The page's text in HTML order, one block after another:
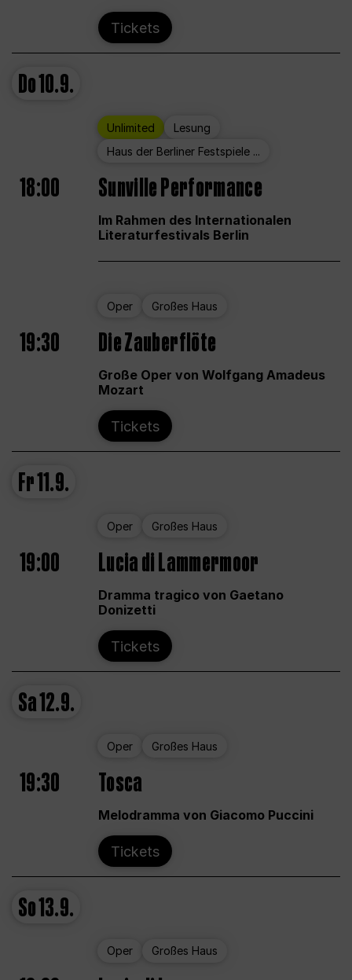
Tickets
Do10.9.
Unlimited
Lesung
Haus der Berliner Festspiele ...
18:00 Sunville Performance
Im Rahmen des Internationalen
Literaturfestivals Berlin
Oper Großes Haus
19:30 Die Zauberflöte
Große Oper von Wolfgang Amadeus
Mozart
Tickets
Fr11.9.
Oper Großes Haus
19:00 Lucia di Lammermoor
Dramma tragico von Gaetano
Donizetti
Tickets
Sa12.9.
Oper Großes Haus
19:30 Tosca
Melodramma von Giacomo Puccini
Tickets
So13.9.
Oper Großes Haus